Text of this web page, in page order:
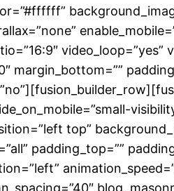
video_loop=”yes”
margin_bottom=””
top”
padding_top=””